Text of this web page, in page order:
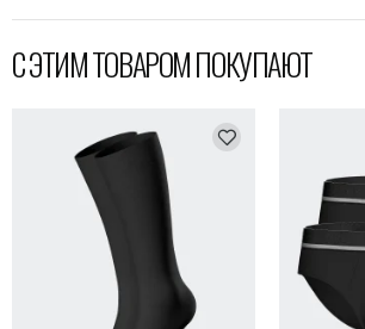
С ЭТИМ ТОВАРОМ ПОКУПАЮТ